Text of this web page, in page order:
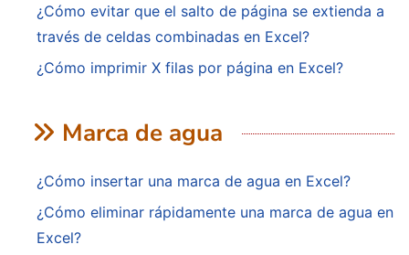
¿Cómo evitar que el salto de página se extienda a
través de celdas combinadas en Excel?
¿Cómo imprimir X filas por página en Excel?
Marca de agua
¿Cómo insertar una marca de agua en Excel?
¿Cómo eliminar rápidamente una marca de agua en
Excel?